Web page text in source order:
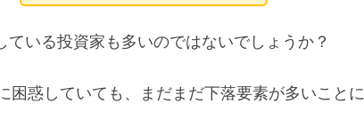
いる投資家も多いのではないでしょうか？
困惑していても、まだまだ下落要素が多いことに